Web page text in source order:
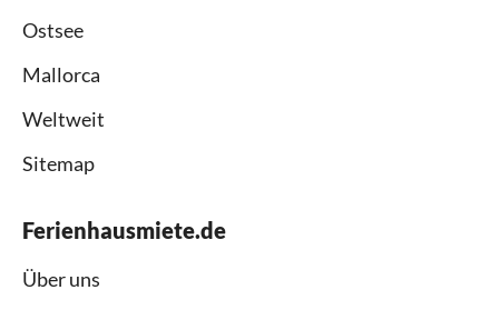
Ostsee
Mallorca
Weltweit
Sitemap
Ferienhausmiete.de
Über uns